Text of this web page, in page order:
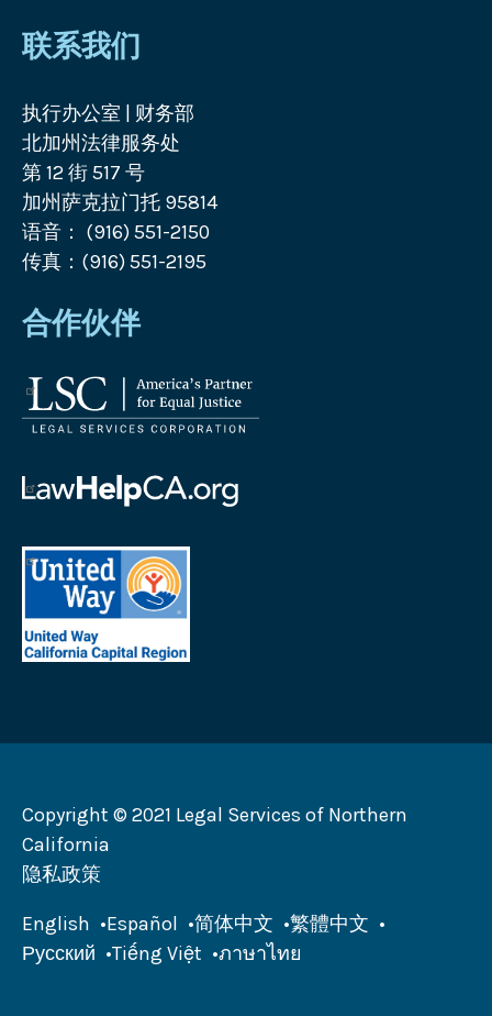
联系我们
执行办公室 | 财务部
北加州法律服务处
第 12 街 517 号
加州萨克拉门托 95814
语音： (916) 551-2150
传真：(916) 551-2195
合作伙伴
法
律
务
徽
法
律
帮
加
州
标
加
首
地
区
劝
徽
标
Copyright © 2021 Legal Services of Northern
California
隐私政策
English Español 简体中文
繁體中文
Русский
Tiếng Việt ภาษาไทย